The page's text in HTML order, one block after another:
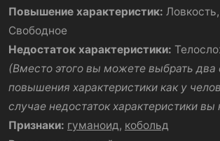
Повышение характеристик:
Свободное
Недостаток характеристики:
(Вместо этого вы можете выбрать два
повышения характеристики как у
случае недостаток характеристики вы
Признаки: гуманоид, кобольд